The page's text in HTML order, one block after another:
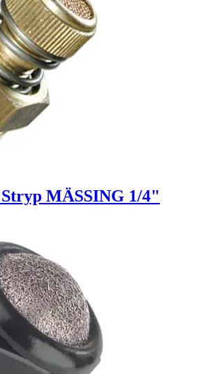
MÄSSING 1/4"